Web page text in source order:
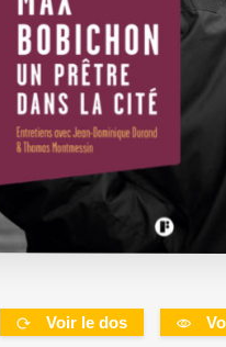
Voir le dos